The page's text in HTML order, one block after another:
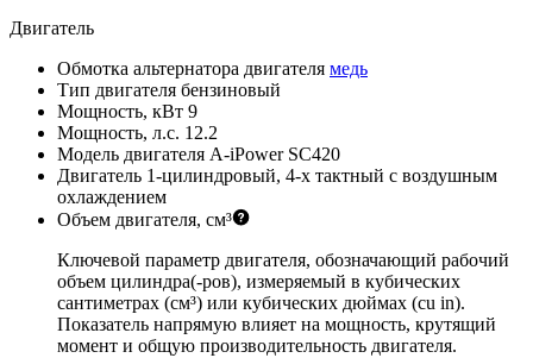
Двигатель
Обмотка альтернатора двигателя медь
Тип двигателя бензиновый
Мощность, кВт 9
Мощность, л.с. 12.2
Модель двигателя A-iPower SC420
Двигатель 1-цилиндровый, 4-х тактный с воздушным
охлаждением
Объем двигателя, см³
Ключевой параметр двигателя, обозначающий рабочий
объем цилиндра(-ров), измеряемый в кубических
сантиметрах (см³) или кубических дюймах (cu in).
Показатель напрямую влияет на мощность, крутящий
момент и общую производительность двигателя.